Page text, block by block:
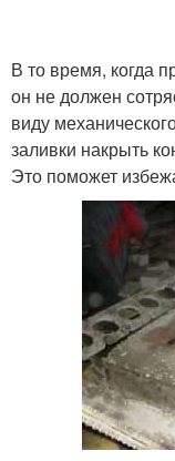
В то время, когда
он не должен
виду
заливки накрыть
Это поможет